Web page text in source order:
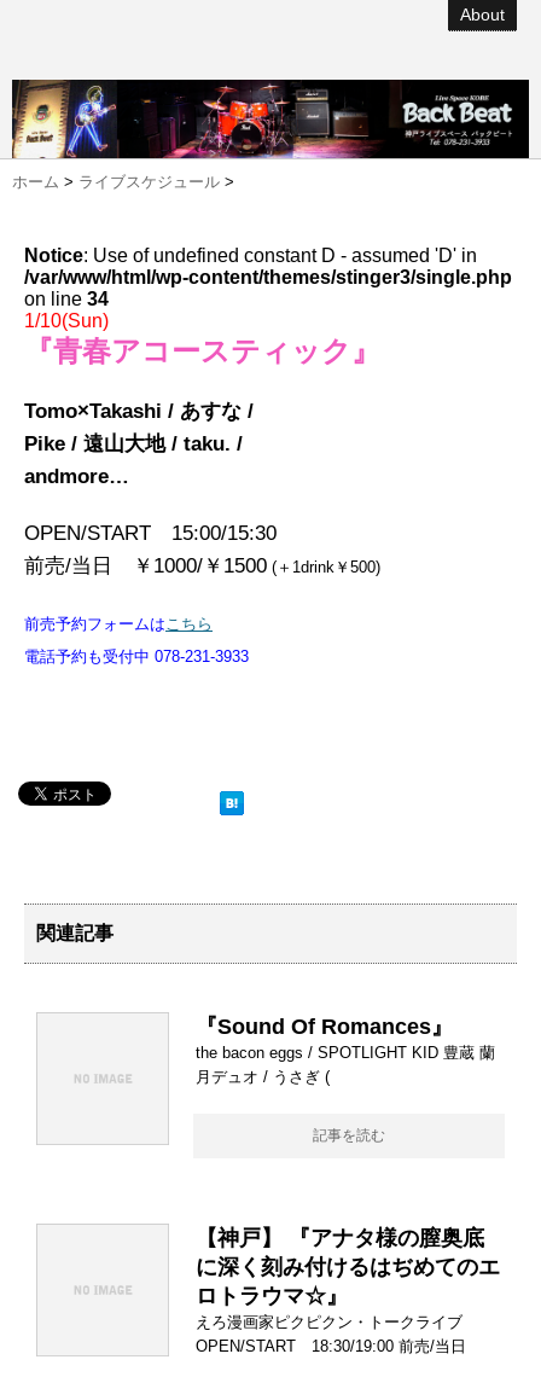
About
ホーム > ライブスケジュール >
Notice: Use of undefined constant D - assumed 'D' in
/var/www/html/wp-content/themes/stinger3/single.php
on line 34
1/10(Sun)
『青春アコースティック』
Tomo×Takashi / あすな /
Pike / 遠山大地 / taku. /
andmore…
OPEN/START 15:00/15:30
前売/当日 ￥1000/￥1500 (＋1drink￥500)
前売予約フォームはこちら
電話予約も受付中 078-231-3933
関連記事
『Sound Of Romances』
the bacon eggs / SPOTLIGHT KID 豊蔵 蘭
月デュオ / うさぎ (
記事を読む
【神戸】 『アナタ様の膣奥底
に深く刻み付けるはぢめてのエ
ロトラウマ☆』
えろ漫画家ピクピクン・トークライブ
OPEN/START 18:30/19:00 前売/当日